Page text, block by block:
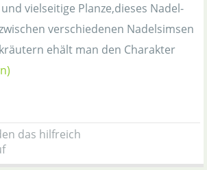
vielseitige Planze,dieses Nadel-
verschiedenen Nadelsimsen
ehält man den Charakter
das hilfreich